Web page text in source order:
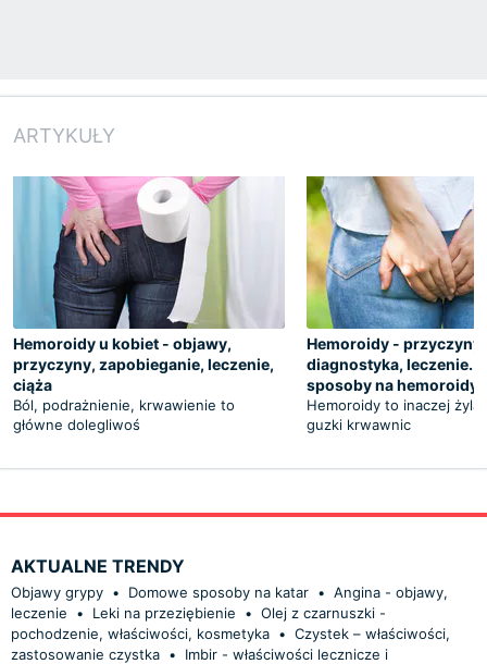
ARTYKUŁY
Hemoroidy u kobiet - objawy,
przyczyny, zapobieganie, leczenie,
ciąża
Ból, podrażnienie, krwawienie to
główne dolegliwoś
Hemoroidy -
diagnostyka, leczenie.
sposoby na hemoroidy
Hemoroidy to inaczej
guzki krwawnic
AKTUALNE TRENDY
Objawy grypy • Domowe sposoby na katar • Angina - objawy,
leczenie
• Leki na przeziębienie • Olej z czarnuszki -
pochodzenie, właściwości, kosmetyka • Czystek – właściwości,
zastosowanie czystka •
Imbir - właściwości lecznicze i